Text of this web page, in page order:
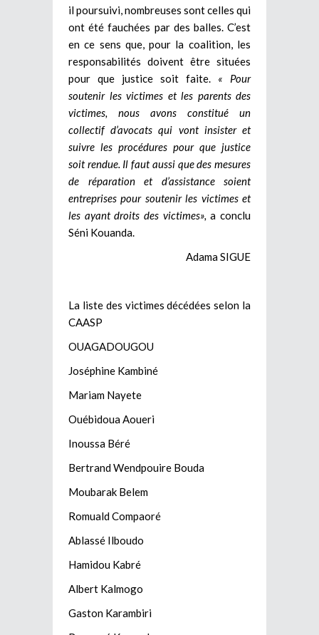
il poursuivi, nombreuses sont celles qui
ont été fauchées par des balles. C’est
en ce sens que, pour la coalition, les
responsabilités doivent être situées
pour que justice soit faite. « Pour
soutenir les victimes et les parents des
victimes, nous avons constitué un
collectif d’avocats qui vont insister et
suivre les procédures pour que justice
soit rendue. Il faut aussi que des mesures
de réparation et d’assistance soient
entreprises pour soutenir les victimes et
les ayant droits des victimes», a conclu
Séni Kouanda.
Adama SIGUE
La liste des victimes décédées selon la
CAASP
OUAGADOUGOU
Joséphine Kambiné
Mariam Nayete
Ouébidoua Aoueri
Inoussa Béré
Bertrand Wendpouire Bouda
Moubarak Belem
Romuald Compaoré
Ablassé Ilboudo
Hamidou Kabré
Albert Kalmogo
Gaston Karambiri